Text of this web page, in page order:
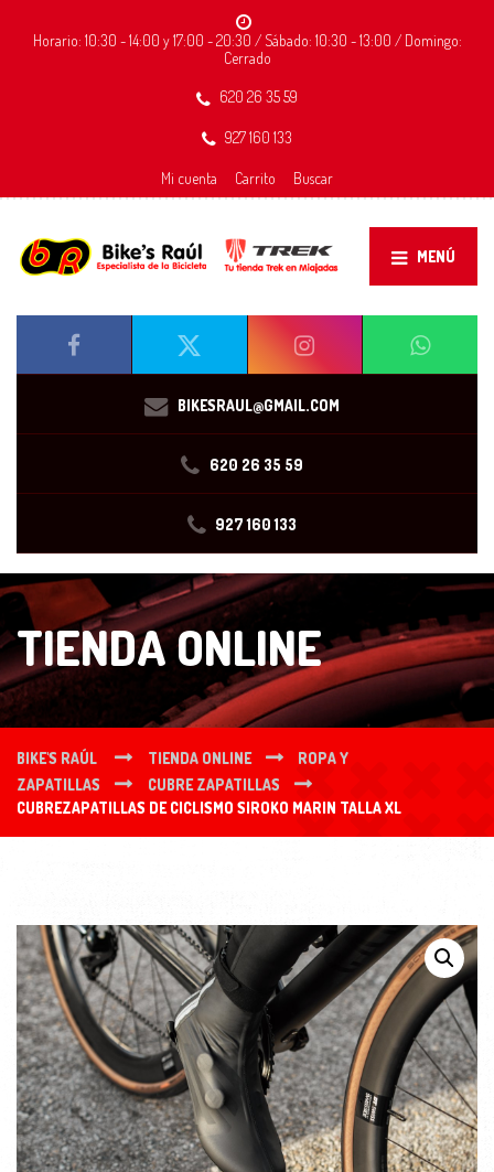
Horario: 10:30 - 14:00 y 17:00 - 20:30 / Sábado: 10:30 - 13:00 / Domingo:
Cerrado
620 26 35 59
927 160 133
Mi cuenta Carrito Buscar
MENÚ
BIKESRAUL@GMAIL.COM
620 26 35 59
927 160 133
TIENDA ONLINE
BIKE'S RAÚL TIENDA ONLINE
ROPA Y
ZAPATILLAS
CUBRE ZAPATILLAS
CUBREZAPATILLAS DE CICLISMO SIROKO MARIN TALLA XL